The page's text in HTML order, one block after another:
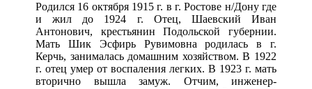
Родился 16 октября 1915 г. в г. Ростове н/Дону где
и жил до 1924 г. Отец, Шаевский Иван
Антонович, крестьянин Подольской губернии.
Мать Шик Эсфирь Рувимовна родилась в г.
Керчь, занималась домашним хозяйством. В 1922
г. отец умер от воспаления легких. В 1923 г. мать
вторично вышла замуж. Отчим, инженер-